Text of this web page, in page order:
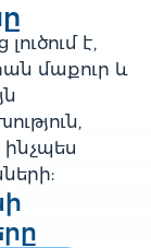
է,
մաքուր և